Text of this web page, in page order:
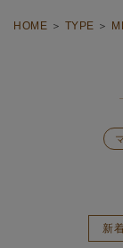
HOME TYPE
新